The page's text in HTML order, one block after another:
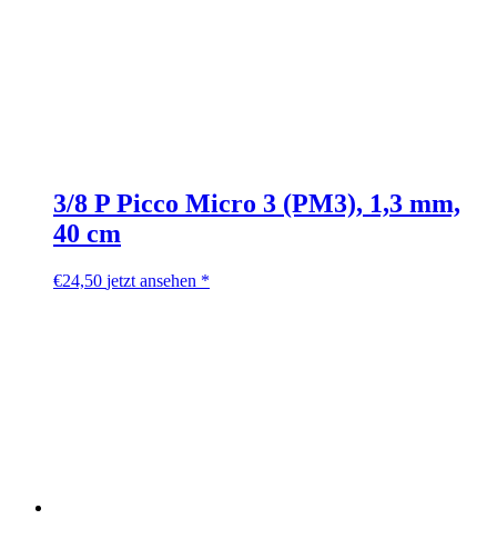
3/8 P Picco Micro 3 (PM3), 1,3 mm,
40 cm
€24,50 jetzt ansehen *